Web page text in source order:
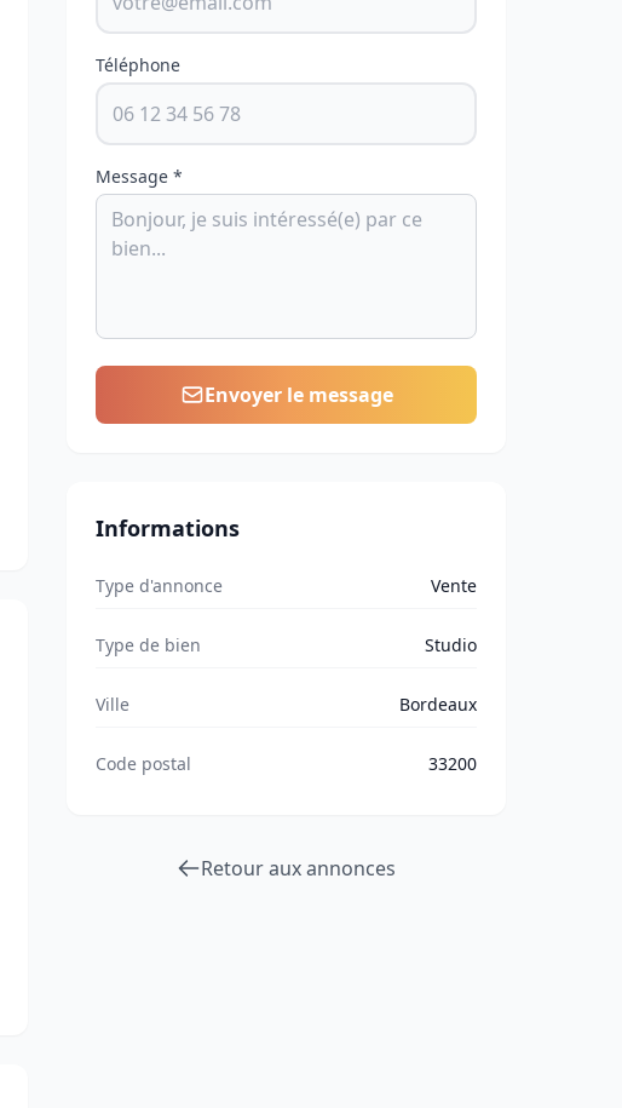
Téléphone
Message *
Envoyer le message
Informations
Type d'annonce Vente
Type de bien Studio
Ville Bordeaux
Code postal 33200
Retour aux annonces